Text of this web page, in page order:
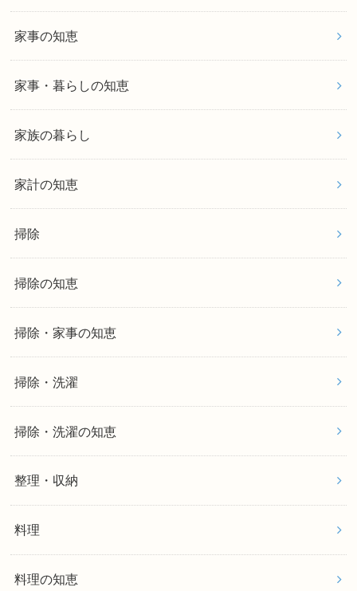
家事の知恵
家事・暮らしの知恵
家族の暮らし
家計の知恵
掃除
掃除の知恵
掃除・家事の知恵
掃除・洗濯
掃除・洗濯の知恵
整理・収納
料理
料理の知恵